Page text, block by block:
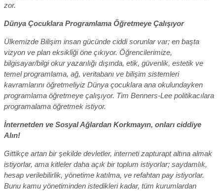
zor.
Dünya Çocuklara Programlama Öğretmeye Çalışıyor
Ülkemizde Bilişim insan gücünde ciddi sorunlar var; en başta
vizyon ve plan eksikliği öne çıkıyor. Öğrencilerimize,
bilgisayar/bilgi okur yazarılığı dışında, etik, güvenlik, estetik ve
temel programlama, ağ, veritabanı ve bilişim sistemleri
kavramlarını öğretmeliyiz Dünya çocuklara ana okulundayken
programlama öğretmeye çalışıyor. Tim Benners-Lee politikacılara
programalama öğretmek istiyor.
İnternetden ve Sosyal Ağlardan Korkmayın, onları ciddiye
Alın!
Gittikçe artan bir şekilde devletler, interneti zapturapt altına almak
istiyorlar, ama kitleler daha açık bir toplum istiyorlar; saydamlık,
hesap verilebilirlik, yönetime katılma, ve refahtan pay istiyorlar.
Bunu kamu yönetiminden istedikleri kadar, tüm kurumlardan